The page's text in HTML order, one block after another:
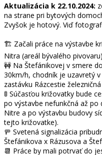
Aktualizácia k 22.10.2024:
na strane pri bytových
Zvyšok je hotový. Viď
🏗 Začali práce na výstavbe
Nitra (areál bývalého
🚧 Na Štefánikovej v smere
30km/h, chodník je uzavretý
zastávku Rázcestie
🚦 Súčasťou križovatky bude
po výstavbe nefunkčná až
Nitre a po výstavbu budovy
tejto križovatke).
🚥 Svetená signalizácia
Štefánikova x Rázusova a
📆 Práce by mali potrvať do